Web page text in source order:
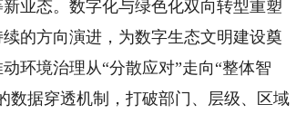
业态。数字化与绿色化双向转型重塑
的方向演进，为数字生态文明建设奠
环境治理从“分散应对”走向“整体智
数据穿透机制，打破部门、层级、区域